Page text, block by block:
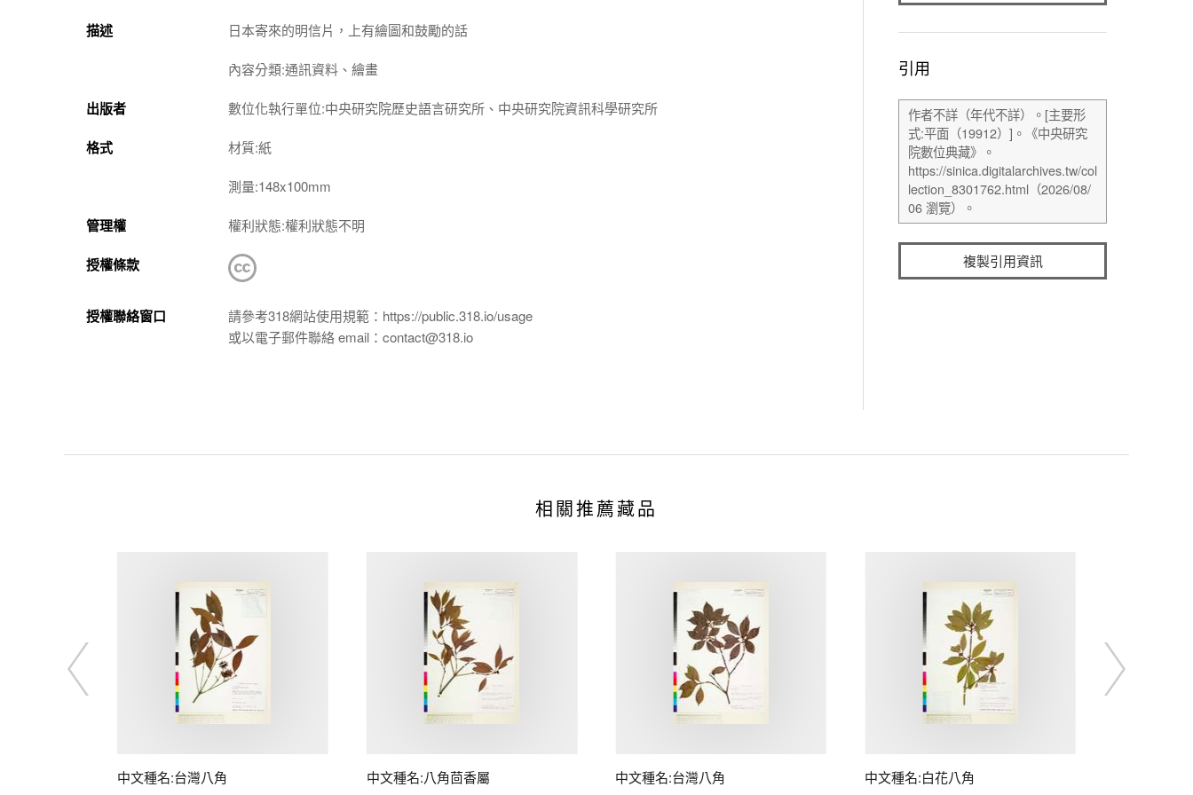
描述
日本寄來的明信片，上有繪圖和鼓勵的話
內容分類:通訊資料、繪畫
出版者 數位化執行單位:中央研究院歷史語言研究所、中央研究院資訊科學研究所
格式 材質:紙
測量:148x100mm
管理權 權利狀態:權利狀態不明
授權條款
授權聯絡窗口
請參考318網站使用規範：https://public.318.io/usage
或以電子郵件聯絡 email：contact@318.io
引用
複製引用資訊
相關推薦藏品
中文種名:台灣八角 中文種名:八角茴香屬 中文種名:台灣八角 中文種名:白花八角